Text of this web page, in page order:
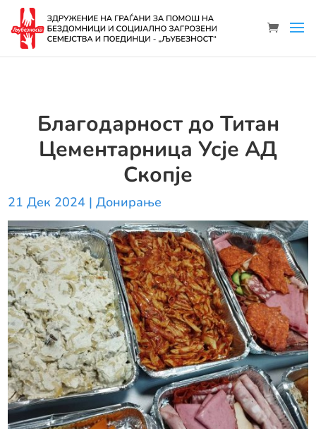
Благодарност до Титан
Цементарница Усје АД
Скопје
21 Дек 2024 |Донирање